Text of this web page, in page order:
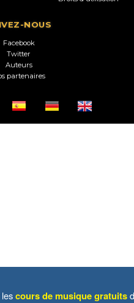
NOUS
Facebook
Twitter
Auteurs
partenaires
cours de musique gratuits